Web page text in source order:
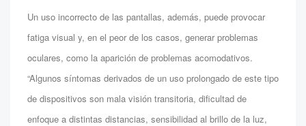
Un uso incorrecto de las pantallas, además, puede provocar
fatiga visual y, en el peor de los casos, generar problemas
oculares, como la aparición de problemas acomodativos.
“Algunos síntomas derivados de un uso prolongado de este tipo
de dispositivos son mala visión transitoria, dificultad de
enfoque a distintas distancias, sensibilidad al brillo de la luz,